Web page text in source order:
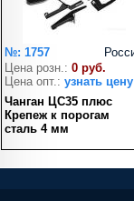
№: 1757
Цена розн.: 0 руб.
Цена опт.: узнать цену
Чанган ЦС35 плюс
Крепеж к порогам
сталь 4 мм